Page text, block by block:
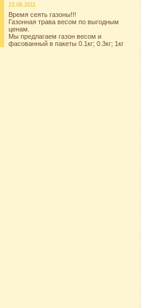
23.08.2011
Время сеять газоны!!!
Газонная трава весом по выгодным
ценам.
Мы предлагаем газон весом и
фасованный в пакеты 0.1кг; 0.3кг; 1кг